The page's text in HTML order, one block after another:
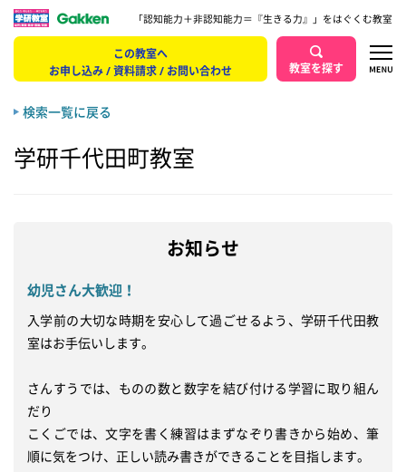
「認知能力＋非認知能力＝『生きる力』」をはぐくむ教室
この教室へ
お申し込み / 資料請求 / お問い合わせ
教室を探す
検索一覧に戻る
学研千代田町教室
お知らせ
幼児さん大歓迎！
入学前の大切な時期を安心して過ごせるよう、学研千代田教
室はお手伝いします。
さんすうでは、ものの数と数字を結び付ける学習に取り組ん
だり
こくごでは、文字を書く練習はまずなぞり書きから始め、筆
順に気をつけ、正しい読み書きができることを目指します。